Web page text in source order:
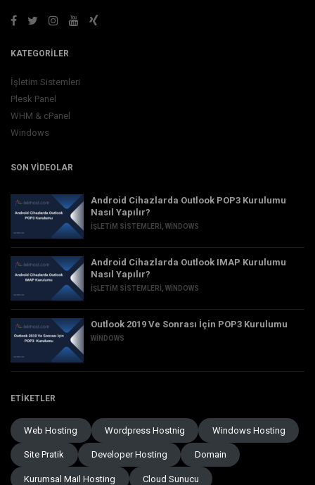
KATEGORILER
İşletim Sistemleri
Plesk Panel
WHM & cPanel
Windows
SON VIDEOLAR
Android Cihazlarda Outlook POP3 Kurulumu
Nasıl Yapılır?
İŞLETIM SISTEMLERI, WINDOWS
Android Cihazlarda Outlook IMAP Kurulumu
Nasıl Yapılır?
İŞLETIM SISTEMLERI, WINDOWS
Outlook 2019 Ve Sonrası İçin POP3 Kurulumu
WINDOWS
ETIKETLER
Web Hosting Wordpress Hostnig Windows Hosting
Site Pratik Developer Hosting Domain
Kurumsal Mail Hosting Cloud Sunucu